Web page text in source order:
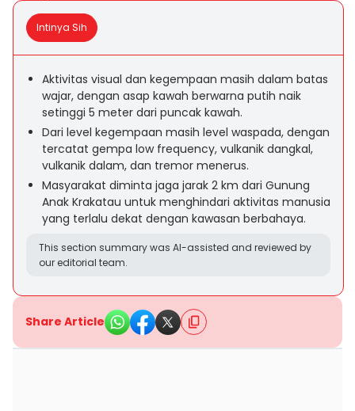
Intinya Sih
Aktivitas visual dan kegempaan masih dalam batas
wajar, dengan asap kawah berwarna putih naik
setinggi 5 meter dari puncak kawah.
Dari level kegempaan masih level waspada, dengan
tercatat gempa low frequency, vulkanik dangkal,
vulkanik dalam, dan tremor menerus.
Masyarakat diminta jaga jarak 2 km dari Gunung
Anak Krakatau untuk menghindari aktivitas manusia
yang terlalu dekat dengan kawasan berbahaya.
This section summary was AI-assisted and reviewed by
our editorial team.
Share Article